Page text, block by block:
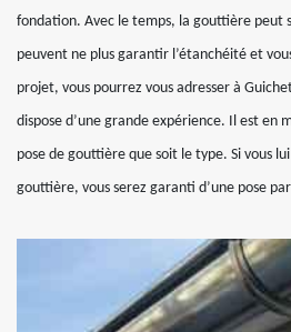
fondation. Avec le temps, la gouttière peut
peuvent ne plus garantir l’étanchéité et
projet, vous pourrez vous adresser à
dispose d’une grande expérience. Il est en
pose de gouttière que soit le type. Si vous
gouttière, vous serez garanti d’une pose